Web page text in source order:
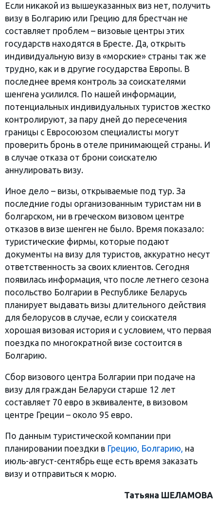
Если никакой из вышеуказанных виз нет, получить
визу в Болгарию или Грецию для брестчан не
составляет проблем – визовые центры этих
государств находятся в Бресте. Да, открыть
индивидуальную визу в «морские» страны так же
трудно, как и в другие государства Европы. В
последнее время контроль за соискателями
шенгена усилился. По нашей информации,
потенциальных индивидуальных туристов жестко
контролируют, за пару дней до пересечения
границы с Евросоюзом специалисты могут
проверить бронь в отеле принимающей страны. И
в случае отказа от брони соискателю
аннулировать визу.
Иное дело – визы, открываемые под тур. За
последние годы организованным туристам ни в
болгарском, ни в греческом визовом центре
отказов в визе шенген не было. Время показало:
туристические фирмы, которые подают
документы на визу для туристов, аккуратно несут
ответственность за своих клиентов. Сегодня
появилась информация, что после летнего сезона
посольство Болгарии в Республике Беларусь
планирует выдавать визы длительного действия
для белорусов в случае, если у соискателя
хорошая визовая история и с условием, что первая
поездка по многократной визе состоится в
Болгарию.
Сбор визового центра Болгарии при подаче на
визу для граждан Беларуси старше 12 лет
составляет 70 евро в эквиваленте, в визовом
центре Греции – около 95 евро.
По данным туристической компании при
планировании поездки в Грецию, Болгарию, на
июль-август-сентябрь еще есть время заказать
визу и отправиться к морю.
Татьяна ШЕЛАМОВА